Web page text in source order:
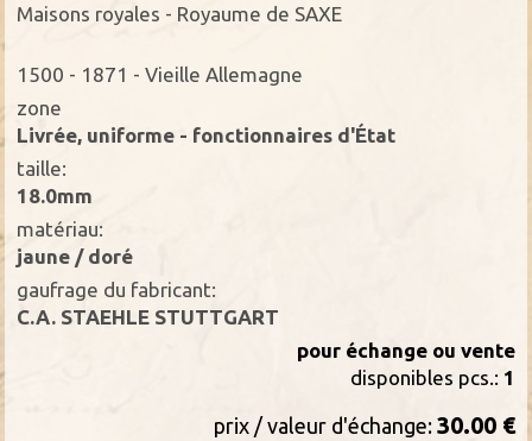
Maisons royales - Royaume de SAXE
1500 - 1871 - Vieille Allemagne
zone
Livrée, uniforme - fonctionnaires d'État
taille:
18.0mm
matériau:
jaune / doré
gaufrage du fabricant:
C.A. STAEHLE STUTTGART
pour échange ou vente
disponibles pcs.: 1
prix / valeur d'échange: 30.00 €